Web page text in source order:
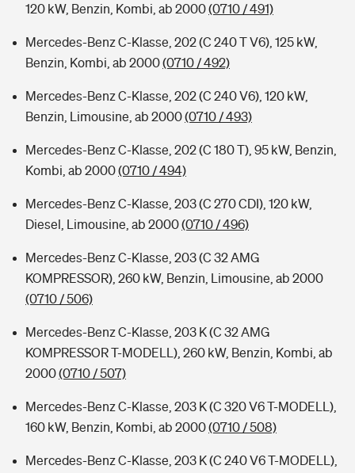
120 kW, Benzin, Kombi, ab 2000(0710 / 491)
Mercedes-Benz C-Klasse, 202 (C 240 T V6), 125 kW,
Benzin, Kombi, ab 2000(0710 / 492)
Mercedes-Benz C-Klasse, 202 (C 240 V6), 120 kW,
Benzin, Limousine, ab 2000(0710 / 493)
Mercedes-Benz C-Klasse, 202 (C 180 T), 95 kW, Benzin,
Kombi, ab 2000(0710 / 494)
Mercedes-Benz C-Klasse, 203 (C 270 CDI), 120 kW,
Diesel, Limousine, ab 2000(0710 / 496)
Mercedes-Benz C-Klasse, 203 (C 32 AMG
KOMPRESSOR), 260 kW, Benzin, Limousine, ab 2000
(0710 / 506)
Mercedes-Benz C-Klasse, 203 K (C 32 AMG
KOMPRESSOR T-MODELL), 260 kW, Benzin, Kombi, ab
2000(0710 / 507)
Mercedes-Benz C-Klasse, 203 K (C 320 V6 T-MODELL),
160 kW, Benzin, Kombi, ab 2000(0710 / 508)
Mercedes-Benz C-Klasse, 203 K (C 240 V6 T-MODELL),